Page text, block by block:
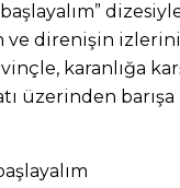
direnişin izlerini
karanlığa
üzerinden barışa